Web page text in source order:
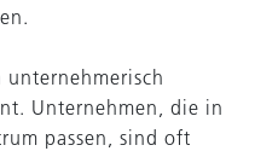
Unternehmen, die in
passen, sind oft